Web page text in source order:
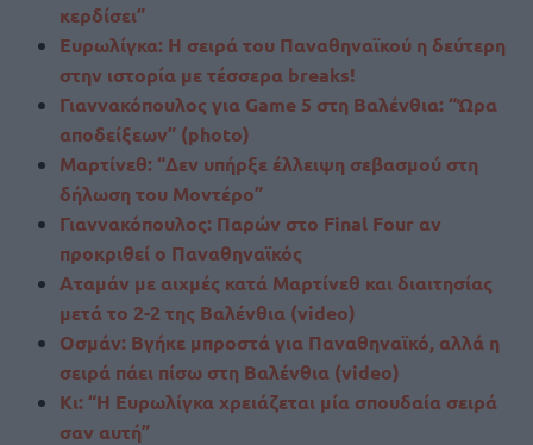
κερδίσει”
Ευρωλίγκα: Η σειρά του Παναθηναϊκού η δεύτερη
στην ιστορία με τέσσερα breaks!
Γιαννακόπουλος για Game 5 στη Βαλένθια: “Ώρα
αποδείξεων” (photo)
Μαρτίνεθ: “Δεν υπήρξε έλλειψη σεβασμού στη
δήλωση του Μοντέρο”
Γιαννακόπουλος: Παρών στο Final Four αν
προκριθεί ο Παναθηναϊκός
Αταμάν με αιχμές κατά Μαρτίνεθ και διαιτησίας
μετά το 2-2 της Βαλένθια (video)
Οσμάν: Βγήκε μπροστά για Παναθηναϊκό, αλλά η
σειρά πάει πίσω στη Βαλένθια (video)
Κι: “Η Ευρωλίγκα χρειάζεται μία σπουδαία σειρά
σαν αυτή”